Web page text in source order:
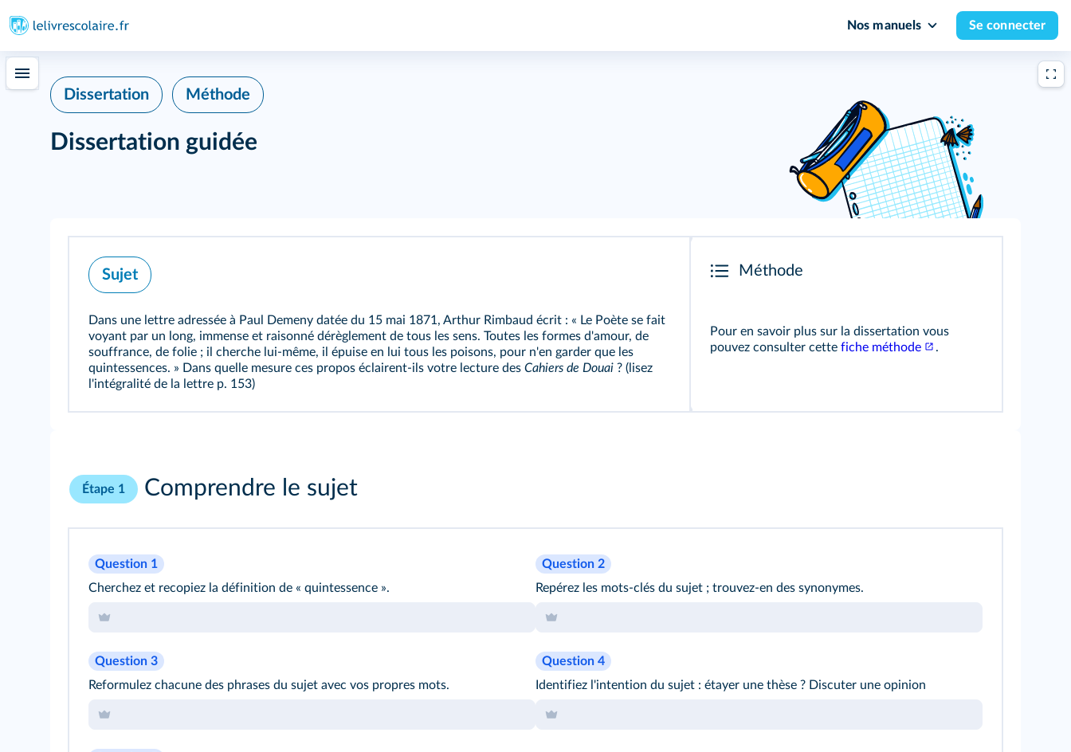
Nos manuels Se connecter
Dissertation Méthode
Dissertation guidée
Sujet
Dans une lettre adressée à Paul Demeny datée du 15 mai 1871, Arthur Rimbaud écrit : « Le Poète se fait
voyant par un long, immense et raisonné dérèglement de tous les sens. Toutes les formes d'amour, de
souffrance, de folie ; il cherche lui-même, il épuise en lui tous les poisons, pour n'en garder que les
quintessences. » Dans quelle mesure ces propos éclairent-ils votre lecture des Cahiers de Douai ? (lisez
l'intégralité de la lettre p. 153)
Méthode
Pour en savoir plus sur la dissertation vous
pouvez consulter cette fiche méthode .
Étape 1 Comprendre le sujet
Question 1
Cherchez et recopiez la définition de « quintessence ».
Question 2
Repérez les mots-clés du sujet ; trouvez-en des synonymes.
Question 3
Reformulez chacune des phrases du sujet avec vos propres mots.
Question 4
Identifiez l'intention du sujet : étayer une thèse ? Discuter une opinion